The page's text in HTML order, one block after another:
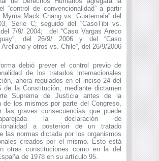
“control de convencionalidad” a partir
Myrna Mack Chang vs. Guatemala” del
Serie C; seguido del “CasoTibi vs.
del 7/9/ 2004; del “Caso Vargas Areco
del 26/9/ 2006 y del “Caso
y otros vs. Chile”, del 26/9/2006
debió prever el control previo de
de los tratados internacionales
ahora regulados en el inciso 24 del
de la Constitución, mediante dictamen
Suprema de Justicia antes de la
de los mismos por parte del Congreso,
las graves consecuencias que puede
la declaración de
a posteriori de un tratado
las normas dictada por los organismos
creados por el mismo. Esto está
otras constituciones como en la del
de 1978 en su artículo 95.